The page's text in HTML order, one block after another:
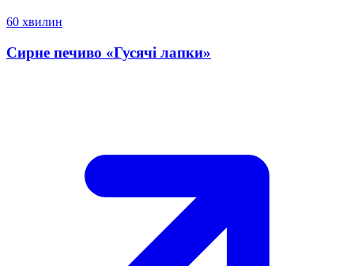
60 хвилин
Сирне печиво «Гусячі лапки»